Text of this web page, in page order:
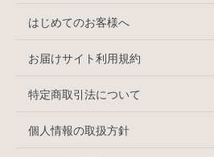
はじめてのお客様へ
お届けサイト利用規約
特定商取引法について
個人情報の取扱方針